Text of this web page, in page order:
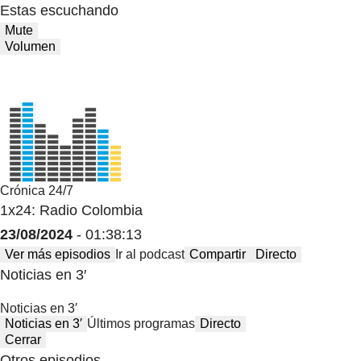
Estas escuchando
Mute
Volumen
Crónica 24/7
1x24: Radio Colombia
23/08/2024 - 01:38:13
Ver más episodios Ir al podcast Compartir Directo
Noticias en 3′
Noticias en 3′
Noticias en 3′ Últimos programas Directo
Cerrar